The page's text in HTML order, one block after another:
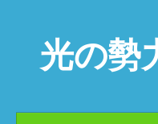
光の勢